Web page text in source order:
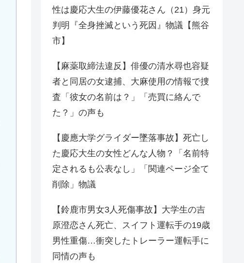
性は慶応大生の伊藤優花さん（21）身元
判明『全身挫滅という死因』物議【熊谷
市】
【麻薬取締法違反】俳優の清水尋也容疑
者と同居の女逮捕、大麻使用の情報で捜
査「彼女の名前は？」「売買に絡んで
た？」の声も
【慶應大学グライダー墜落事故】死亡し
た慶応大生の女性どんな人物？「名前特
定されるも公表なし」「関連ページ全て
削除」物議
【鈴鹿市男女3人死傷事故】大学生の吉
原澄恋さん死亡、スイフト運転手の19歳
男性重傷…衝突したトレーラー運転手に
同情の声も